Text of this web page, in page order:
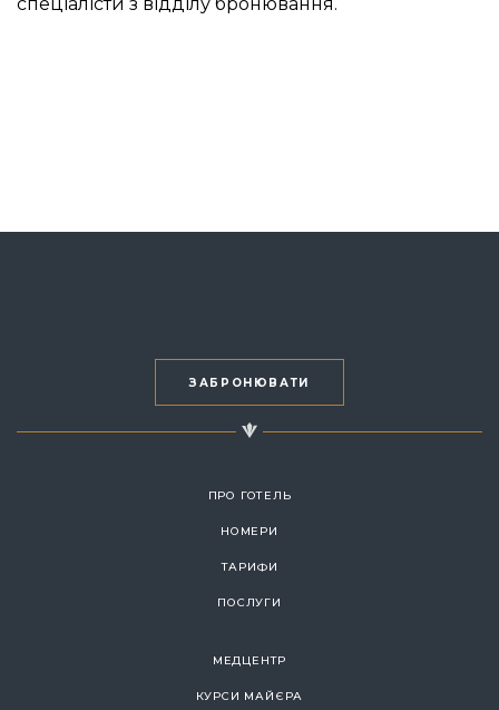
ЗАБРОНЮВАТИ
ПРО ГОТЕЛЬ
НОМЕРИ
ТАРИФИ
ПОСЛУГИ
МЕДЦЕНТР
КУРСИ МАЙЄРА